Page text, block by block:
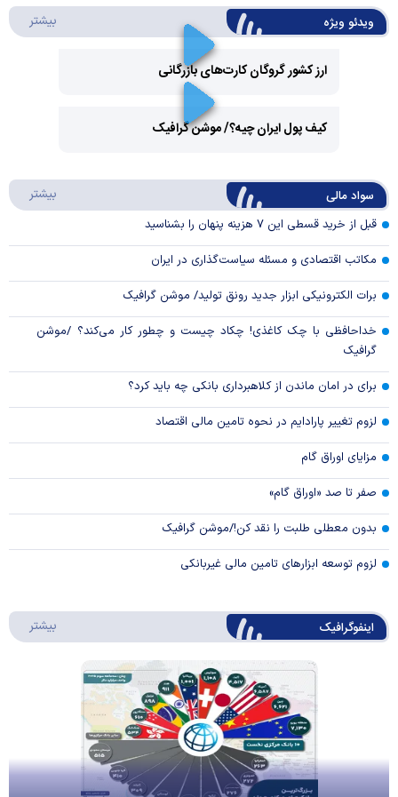
ویدئو ویژه بیشتر
ارز کشور گروگان کارت‌های بازرگانی
Video
کیف پول ایران چیه؟/ موشن گرافیک
سواد مالی بیشتر
قبل از خرید قسطی این ۷ هزینه پنهان را بشناسید
مکاتب اقتصادی و مسئله سیاست‌گذاری در ایران
برات الکترونیکی ابزار جدید رونق تولید/ موشن گرافیک
خداحافظی با چک کاغذی! چکاد چیست و چطور کار می‌کند؟ /موشن
گرافیک
برای در امان ماندن از کلاهبرداری بانکی چه باید کرد؟
لزوم تغییر پارادایم در نحوه تامین مالی اقتصاد
مزایای اوراق گام
صفر تا صد «اوراق گام»
بدون معطلی طلبت را نقد کن!/موشن گرافیک
لزوم توسعه ابزارهای تامین مالی غیربانکی
اینفوگرافیک بیشتر